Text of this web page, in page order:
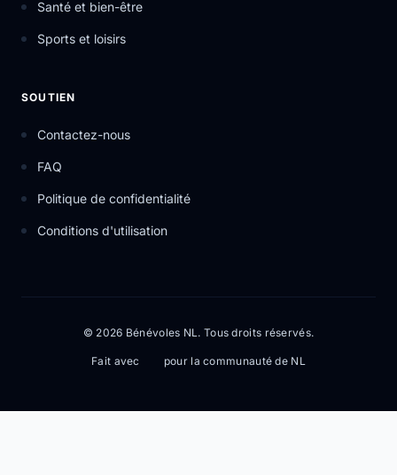
Santé et bien-être
Sports et loisirs
SOUTIEN
Contactez-nous
FAQ
Politique de confidentialité
Conditions d'utilisation
© 2026 Bénévoles NL. Tous droits réservés.
Fait avec pour la communauté de NL